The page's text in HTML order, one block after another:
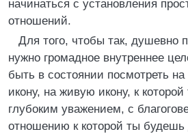
начинаться с установления
отношений.
Для того, чтобы так, душевно
нужно громадное внутреннее
быть в состоянии посмотреть на
икону, на живую икону, к
глубоким уважением, с
отношению к которой ты будешь